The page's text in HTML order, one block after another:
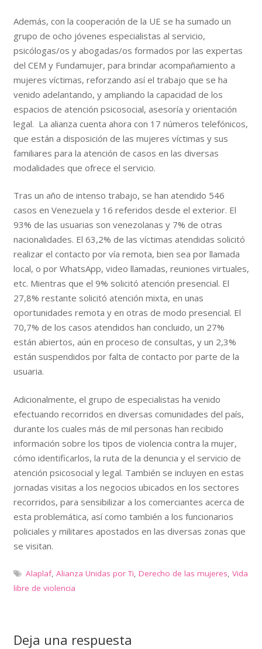
Además, con la cooperación de la UE se ha sumado un
grupo de ocho jóvenes especialistas al servicio,
psicólogas/os y abogadas/os formados por las expertas
del CEM y Fundamujer, para brindar acompañamiento a
mujeres víctimas, reforzando así el trabajo que se ha
venido adelantando, y ampliando la capacidad de los
espacios de atención psicosocial, asesoría y orientación
legal. La alianza cuenta ahora con 17 números telefónicos,
que están a disposición de las mujeres víctimas y sus
familiares para la atención de casos en las diversas
modalidades que ofrece el servicio.
Tras un año de intenso trabajo, se han atendido 546
casos en Venezuela y 16 referidos desde el exterior. El
93% de las usuarias son venezolanas y 7% de otras
nacionalidades. El 63,2% de las víctimas atendidas solicitó
realizar el contacto por vía remota, bien sea por llamada
local, o por WhatsApp, video llamadas, reuniones virtuales,
etc. Mientras que el 9% solicitó atención presencial. El
27,8% restante solicitó atención mixta, en unas
oportunidades remota y en otras de modo presencial. El
70,7% de los casos atendidos han concluido, un 27%
están abiertos, aún en proceso de consultas, y un 2,3%
están suspendidos por falta de contacto por parte de la
usuaria.
Adicionalmente, el grupo de especialistas ha venido
efectuando recorridos en diversas comunidades del país,
durante los cuales más de mil personas han recibido
información sobre los tipos de violencia contra la mujer,
cómo identificarlos, la ruta de la denuncia y el servicio de
atención psicosocial y legal. También se incluyen en estas
jornadas visitas a los negocios ubicados en los sectores
recorridos, para sensibilizar a los comerciantes acerca de
esta problemática, así como también a los funcionarios
policiales y militares apostados en las diversas zonas que
se visitan.
Alaplaf, Alianza Unidas por Ti, Derecho de las mujeres, Vida
libre de violencia
Deja una respuesta